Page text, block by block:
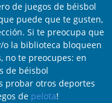
de juegos de béisbol
puede que te gusten,
Si te preocupa que
o la biblioteca bloqueen
no te preocupes: en
de béisbol
probar otros deportes
de pelota!